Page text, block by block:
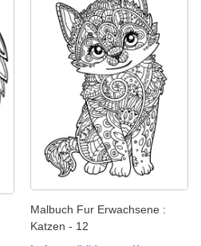
Malbuch Fur Erwachsene :
Katzen - 12